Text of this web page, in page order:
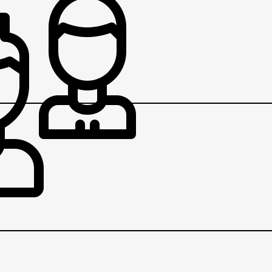
VRATARI
BRANIČI